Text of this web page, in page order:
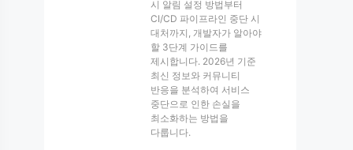
시 알림 설정 방법부터
CI/CD 파이프라인 중단 시
대처까지, 개발자가 알아야
할 3단계 가이드를
제시합니다. 2026년 기준
최신 정보와 커뮤니티
반응을 분석하여 서비스
중단으로 인한 손실을
최소화하는 방법을
다룹니다.